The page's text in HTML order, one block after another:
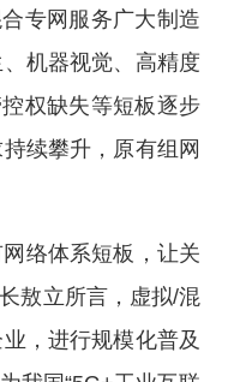
专网服务广大制造
机器视觉、高精度
权缺失等短板逐步
续攀升，原有组网
络体系短板，让关
敖立所言，虚拟/混
，进行规模化普及